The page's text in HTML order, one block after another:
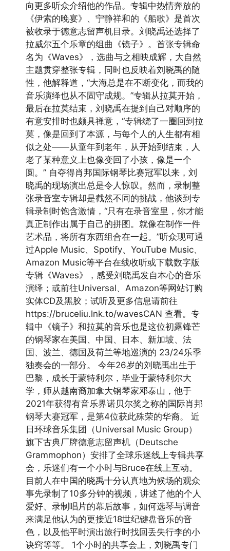
向更多听众介绍他的作品。专辑中热情奔放的
《伊索的晚宴》、宁静祥和的《船歌》是首次
被收录于德意志留声机目录。刘晓禹还选择了
拉威尔五个乐章的组曲《镜子》。首张专辑命
名为《Waves》，选曲与之相映成辉，大自然
主题贯穿整张专辑，同时也反映着刘晓禹的随
性，他解释道，“大海总是在不断变化，而我的
音乐演绎也从不固守成规。”专辑从拉莫开始，
最后在拉莫结束，刘晓禹在提到自己对顺序的
有意安排时也颇具禅意，“专辑绕了一圈回到拉
莫，像是回到了本源，与每个人的人生都有相
似之处——从童年到老年，从开始到结束，人
老了某种意义上也像变回了小孩，像是一个
圆。” 自夺得肖邦国际钢琴比赛冠军以来，刘
晓禹的现场演出总是令人惊叹。然而，录制整
张录音室专辑却是截然不同的挑战，他谈到专
辑录制时饱含激情，“只有在录音室里，你才能
真正制作出属于自己的拼图。就像在制作一件
艺术品，将所有东西组合在一起。”听众现可通
过Apple Music、Spotify、YouTube Music、
Amazon Music等平台在线收听或下载数字版
专辑《Waves》，感受刘晓禹发自本心的音乐
演绎；或前往Universal、Amazon等网站订购
实体CD及黑胶；试听及更多信息请前往
https://bruceliu.lnk.to/wavesCAN 查看。专
辑中《镜子》和拉莫的音乐也是这位初露锋芒
的钢琴家在美国、中国、日本、新加坡、法
国、波兰、德国及荷兰等地巡演的 23/24乐季
独奏会的一部分。 今年26岁的刘晓禹出生于
巴黎，成长于蒙特利尔，毕业于蒙特利尔大
学，师从越南裔加拿大钢琴家邓泰山，他于
2021年获得有音乐界诺贝尔奖之称的国际肖邦
钢琴大赛冠军，是第4位获此殊荣的华裔。 近
日环球音乐集团（Universal Music Group）
旗下古典厂牌德意志留声机（Deutsche
Grammophon）安排了全球乐迷线上专辑共享
会，乐迷们有一个小时与Bruce在线上互动。
目前人在中国的晓禹十分认真地为候场的观众
事先录制了10多分钟的视频，讲述了他的个人
爱好、录制唱片的幕后故事，如何选琴与调音
来满足他认为的更接近18世纪键盘音乐的音
色，以及他平时演出旅行时找回丢失行李的小
诀窍等等。 1个小时的共享会上，刘晓禹专门